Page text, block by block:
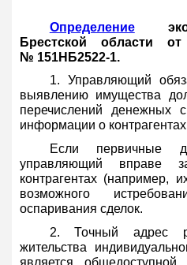
Определение
Брестской области
№ 151НБ2522-1.
1. Управляющий
выявлению имущества
перечислений денежных
информации о
Если первичные
управляющий вправе
контрагентах (например,
возможного
оспаривания сделок.
2. Точный адрес
жительства
является